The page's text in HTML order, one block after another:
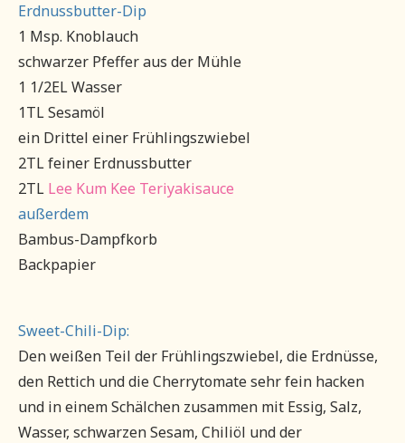
Erdnussbutter-Dip
1 Msp. Knoblauch
schwarzer Pfeffer aus der Mühle
1 1/2EL Wasser
1TL Sesamöl
ein Drittel einer Frühlingszwiebel
2TL feiner Erdnussbutter
2TL Lee Kum Kee Teriyakisauce
außerdem
Bambus-Dampfkorb
Backpapier
Sweet-Chili-Dip:
Den weißen Teil der Frühlingszwiebel, die Erdnüsse,
den Rettich und die Cherrytomate sehr fein hacken
und in einem Schälchen zusammen mit Essig, Salz,
Wasser, schwarzen Sesam, Chiliöl und der